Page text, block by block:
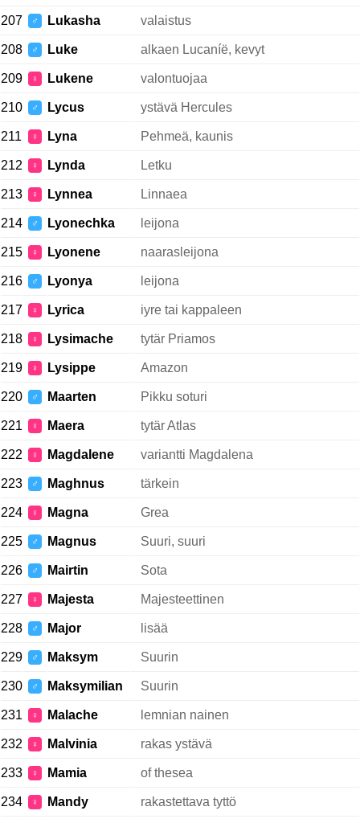
207 ♂ Lukasha valaistus
208 ♂ Luke alkaen Lucaníë, kevyt
209 ♀ Lukene valontuojaa
210 ♂ Lycus ystävä Hercules
211 ♀ Lyna Pehmeä, kaunis
212 ♀ Lynda Letku
213 ♀ Lynnea Linnaea
214 ♂ Lyonechka leijona
215 ♀ Lyonene naarasleijona
216 ♂ Lyonya leijona
217 ♀ Lyrica iyre tai kappaleen
218 ♀ Lysimache tytär Priamos
219 ♀ Lysippe Amazon
220 ♂ Maarten Pikku soturi
221 ♀ Maera tytär Atlas
222 ♀ Magdalene variantti Magdalena
223 ♂ Maghnus tärkein
224 ♀ Magna Grea
225 ♂ Magnus Suuri, suuri
226 ♂ Mairtin Sota
227 ♀ Majesta Majesteettinen
228 ♂ Major lisää
229 ♂ Maksym Suurin
230 ♂ Maksymilian Suurin
231 ♀ Malache lemnian nainen
232 ♀ Malvinia rakas ystävä
233 ♀ Mamia of thesea
234 ♀ Mandy rakastettava tyttö